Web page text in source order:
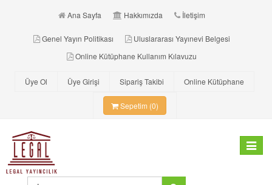
Ana Sayfa Hakkımızda İletişim
Genel Yayın Politikası
Uluslararası Yayınevi Belgesi
Online Kütüphane Kullanım Kılavuzu
Üye Ol Üye Girişi Sipariş Takibi Online Kütüphane
Sepetim (0)
Toggle